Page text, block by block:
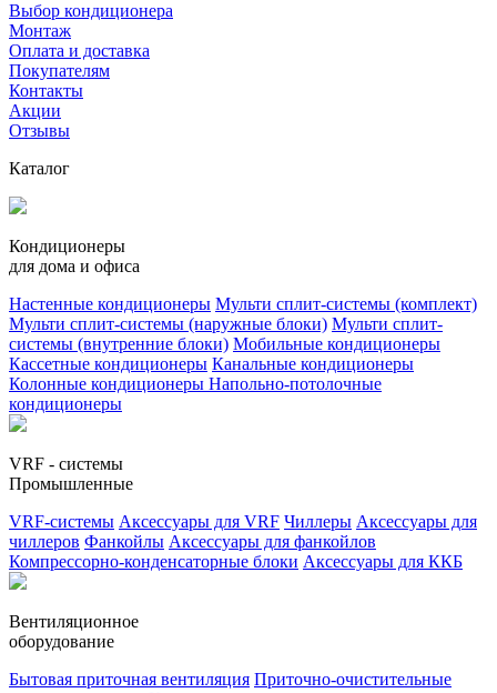
Выбор кондиционера
Монтаж
Оплата и доставка
Покупателям
Контакты
Акции
Отзывы
Каталог
Кондиционеры
для дома и офиса
Настенные кондиционеры Мульти сплит-системы (комплект)
Мульти сплит-системы (наружные блоки) Мульти сплит-
системы (внутренние блоки) Мобильные кондиционеры
Кассетные кондиционеры Канальные кондиционеры
Колонные кондиционеры Напольно-потолочные
кондиционеры
VRF - системы
Промышленные
VRF-системы Аксессуары для VRF Чиллеры Аксессуары для
чиллеров Фанкойлы Аксессуары для фанкойлов
Компрессорно-конденсаторные блоки Аксессуары для ККБ
Вентиляционное
оборудование
Бытовая приточная вентиляция Приточно-очистительные